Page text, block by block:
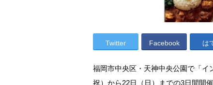
Twitter Facebook は
福岡市中央区・天神中央公園で「イ
祝）から22日（日）までの3日間開